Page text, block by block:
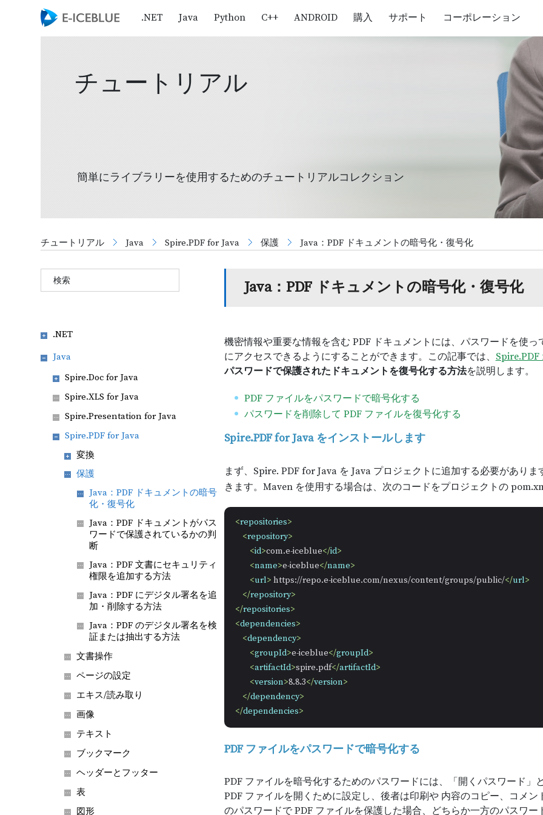
.NET Java Python C++ ANDROID 購入 サポート コーポレーション
チュートリアル
簡単にライブラリーを使用するためのチュートリアルコレクション
チュートリアル Java Spire.PDF for Java 保護 Java：PDF ドキュメントの暗号化・復号化
Java：PDF ドキュメントの暗号化・復号化
機密情報や重要な情報を含む PDF ドキュメントには、パスワードを使
にアクセスできるようにすることができます。この記事では、 Spire.PDF
パスワードで保護されたドキュメントを復号化する方法を説明します。
PDF ファイルをパスワードで暗号化する
パスワードを削除して PDF ファイルを復号化する
Spire.PDF for Java をインストールします
まず、Spire. PDF for Java を Java プロジェクトに追加する必要がありま
きます。Maven を使用する場合は、次のコードをプロジェクトの
<repositories>
<repository>
<id>com.e-iceblue</id>
<name>e-iceblue</name>
<url> https://repo.e-iceblue.com/nexus/content/groups/public/</url>
</repository>
</repositories>
<dependencies>
<dependency>
<groupId>e-iceblue</groupId>
<artifactId>spire.pdf</artifactId>
<version>8.8.3</version>
</dependency>
</dependencies>
PDF ファイルをパスワードで暗号化する
PDF ファイルを暗号化するためのパスワードには、「開くパスワード
PDF ファイルを開くために設定し、後者は印刷や 内容のコピー、コメ
のパスワードで PDF ファイルを保護した場合、どちらか一方のパスワ
.NET
Java
Spire.Doc for Java
Spire.XLS for Java
Spire.Presentation for Java
Spire.PDF for Java
変換
保護
Java：PDF ドキュメントの暗号
化・復号化
Java：PDF ドキュメントがパス
ワードで保護されているかの判
断
Java：PDF 文書にセキュリティ
権限を追加する方法
Java：PDF にデジタル署名を追
加・削除する方法
Java：PDF のデジタル署名を検
証または抽出する方法
文書操作
ページの設定
エキス/読み取り
画像
テキスト
ブックマーク
ヘッダーとフッター
表
図形